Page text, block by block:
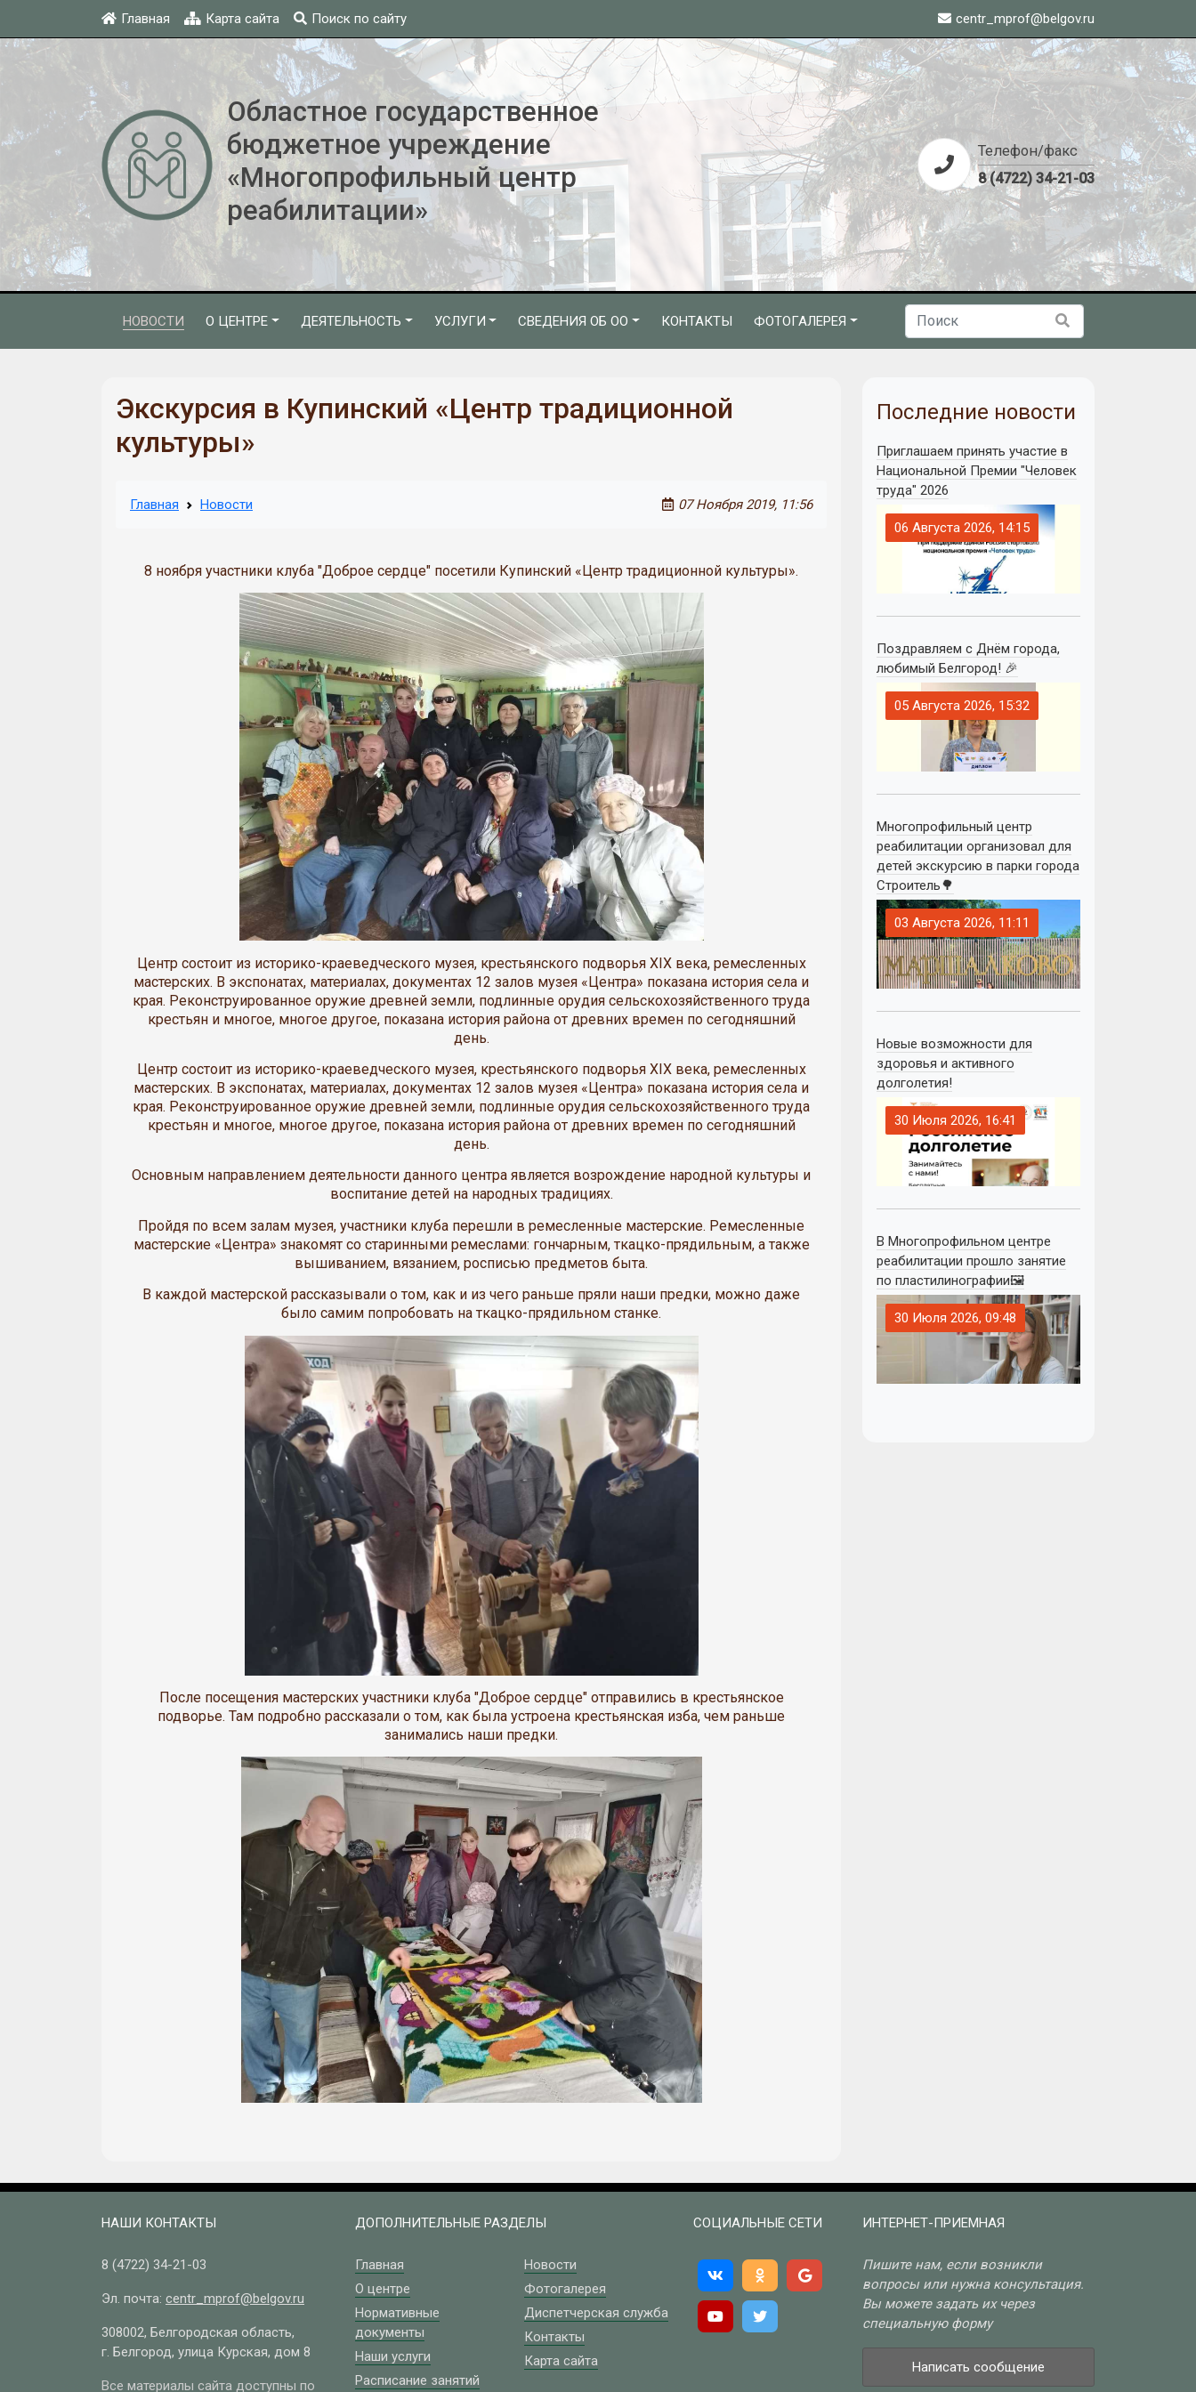
Главная Карта сайта Поиск по сайту centr_mprof@belgov.ru
Областное государственное
бюджетное учреждение
«Многопрофильный центр
реабилитации»
Телефон/факс
8 (4722) 34-21-03
НОВОСТИ О ЦЕНТРЕ ДЕЯТЕЛЬНОСТЬ УСЛУГИ СВЕДЕНИЯ ОБ ОО КОНТАКТЫ ФОТОГАЛЕРЕЯ
Экскурсия в Купинский «Центр традиционной
культуры»
Главная Новости 07 Ноября 2019, 11:56
8 ноября участники клуба "Доброе сердце" посетили Купинский «Центр традиционной культуры».
Центр состоит из историко-краеведческого музея, крестьянского подворья XIX века, ремесленных
мастерских. В экспонатах, материалах, документах 12 залов музея «Центра» показана история села и
края. Реконструированное оружие древней земли, подлинные орудия сельскохозяйственного труда
крестьян и многое, многое другое, показана история района от древних времен по сегодняшний
день.
Центр состоит из историко-краеведческого музея, крестьянского подворья XIX века, ремесленных
мастерских. В экспонатах, материалах, документах 12 залов музея «Центра» показана история села и
края. Реконструированное оружие древней земли, подлинные орудия сельскохозяйственного труда
крестьян и многое, многое другое, показана история района от древних времен по сегодняшний
день.
Основным направлением деятельности данного центра является возрождение народной культуры и
воспитание детей на народных традициях.
Пройдя по всем залам музея, участники клуба перешли в ремесленные мастерские. Ремесленные
мастерские «Центра» знакомят со старинными ремеслами: гончарным, ткацко-прядильным, а также
вышиванием, вязанием, росписью предметов быта.
В каждой мастерской рассказывали о том, как и из чего раньше пряли наши предки, можно даже
было самим попробовать на ткацко-прядильном станке.
После посещения мастерских участники клуба "Доброе сердце" отправились в крестьянское
подворье. Там подробно рассказали о том, как была устроена крестьянская изба, чем раньше
занимались наши предки.
Последние новости
Приглашаем принять участие в
Национальной Премии "Человек
труда" 2026
06 Августа 2026, 14:15
Поздравляем с Днём города,
любимый Белгород! 🎉
05 Августа 2026, 15:32
Многопрофильный центр
реабилитации организовал для
детей экскурсию в парки города
Строитель🌳
03 Августа 2026, 11:11
Новые возможности для
здоровья и активного
долголетия!
30 Июля 2026, 16:41
В Многопрофильном центре
реабилитации прошло занятие
по пластилинографии🖼
30 Июля 2026, 09:48
НАШИ КОНТАКТЫ
8 (4722) 34-21-03
Эл. почта: centr_mprof@belgov.ru
308002, Белгородская область,
г. Белгород, улица Курская, дом 8
Все материалы сайта доступны по
ДОПОЛНИТЕЛЬНЫЕ РАЗДЕЛЫ
Главная
О центре
Нормативные
документы
Наши услуги
Расписание занятий
Новости
Фотогалерея
Диспетчерская служба
Контакты
Карта сайта
СОЦИАЛЬНЫЕ СЕТИ ИНТЕРНЕТ-ПРИЕМНАЯ
Пишите нам, если возникли
вопросы или нужна консультация.
Вы можете задать их через
специальную форму
Написать сообщение